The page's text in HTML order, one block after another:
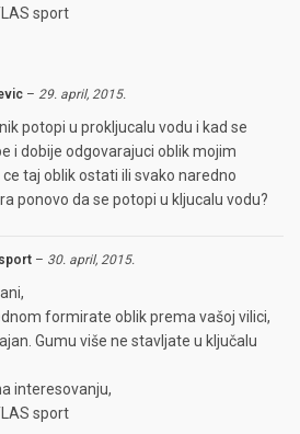
sport
– 29. april, 2015.
potopi u prokljucalu vodu i kad se
i dobije odgovarajuci oblik mojim
taj oblik ostati ili svako naredno
ponovo da se potopi u kljucalu vodu?
– 30. april, 2015.
formirate oblik prema vašoj vilici,
Gumu više ne stavljate u ključalu
interesovanju,
sport